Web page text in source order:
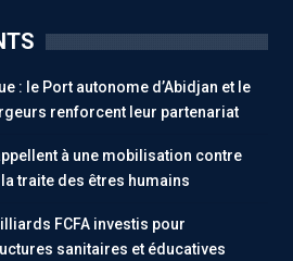
: le Port autonome d’Abidjan et le
renforcent leur partenariat
à une mobilisation contre
traite des êtres humains
FCFA investis pour
sanitaires et éducatives